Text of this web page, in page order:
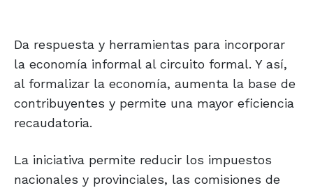
Da respuesta y herramientas para incorporar
la economía informal al circuito formal. Y así,
al formalizar la economía, aumenta la base de
contribuyentes y permite una mayor eficiencia
recaudatoria.
La iniciativa permite reducir los impuestos
nacionales y provinciales, las comisiones de